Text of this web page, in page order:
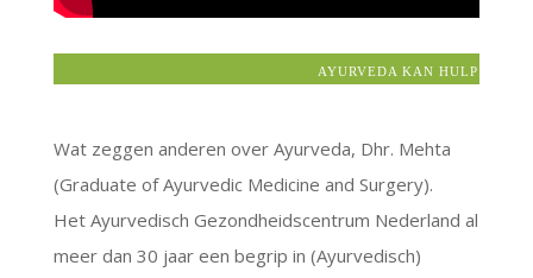
AYURVEDA KAN HULP
Wat zeggen anderen over Ayurveda, Dhr. Mehta
(Graduate of Ayurvedic Medicine and Surgery).
Het Ayurvedisch Gezondheidscentrum Nederland al
meer dan 30 jaar een begrip in (Ayurvedisch)